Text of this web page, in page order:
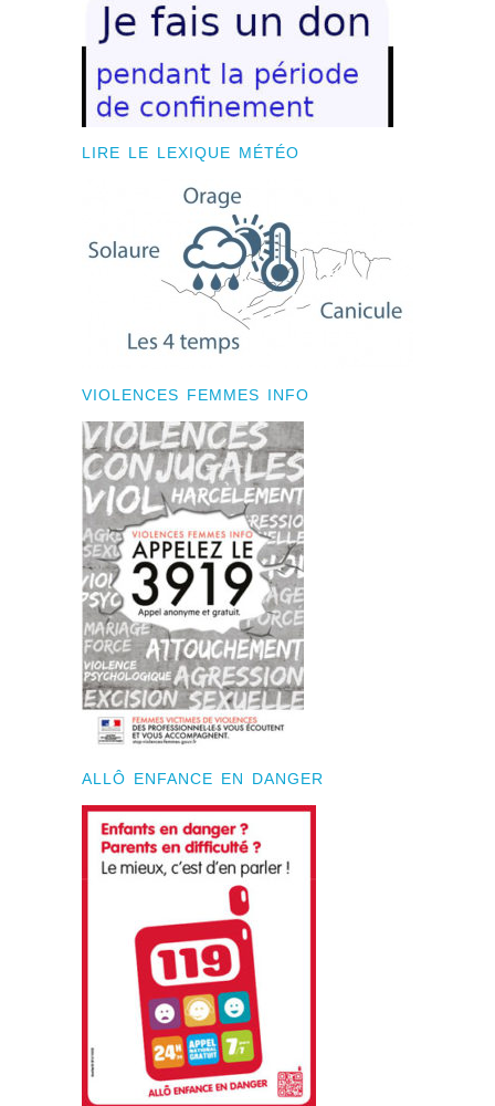
LIRE LE LEXIQUE MÉTÉO
VIOLENCES FEMMES INFO
ALLÔ ENFANCE EN DANGER